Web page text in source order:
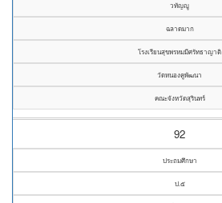
วทัญญู
ฉลาดมาก
โรงเรียนสุขพรหมมีศรัทธาญาติ
วัดหนองคูพัฒนา
คณะจังหวัดสุรินทร์
92
ประถมศึกษา
ป.๕